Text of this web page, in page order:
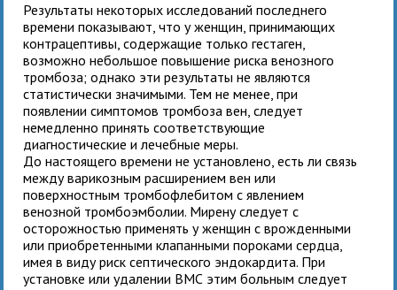
Результаты некоторых исследований последнего
времени показывают, что у женщин, принимающих
контрацептивы, содержащие только гестаген,
возможно небольшое повышение риска венозного
тромбоза; однако эти результаты не являются
статистически значимыми. Тем не менее, при
появлении симптомов тромбоза вен, следует
немедленно принять соответствующие
диагностические и лечебные меры.
До настоящего времени не установлено, есть ли связь
между варикозным расширением вен или
поверхностным тромбофлебитом с явлением
венозной тромбоэмболии. Мирену следует с
осторожностью применять у женщин с врожденными
или приобретенными клапанными пороками сердца,
имея в виду риск септического эндокардита. При
установке или удалении ВМС этим больным следует